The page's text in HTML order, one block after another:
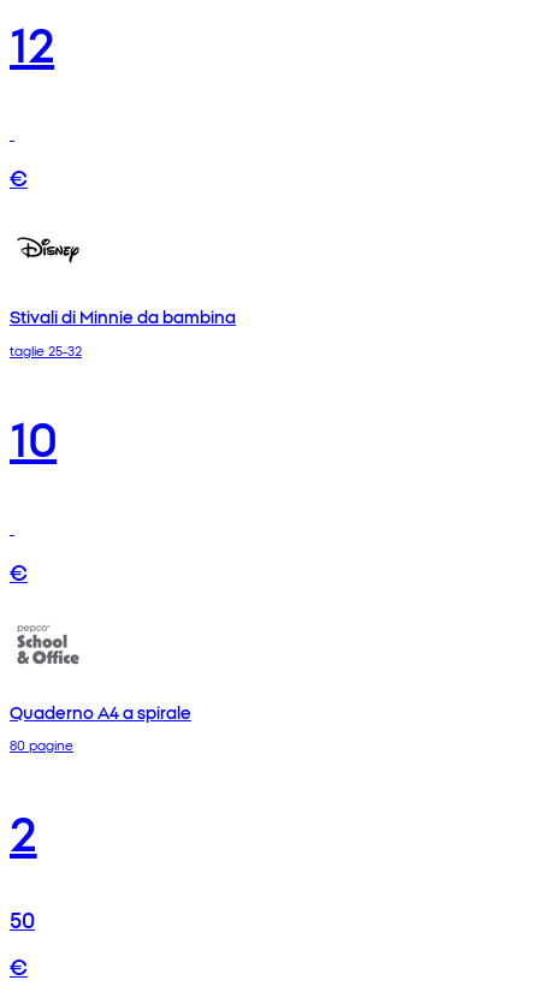
12
€
Stivali di Minnie da bambina
taglie 25-32
10
€
Quaderno A4 a spirale
80 pagine
2
50
€